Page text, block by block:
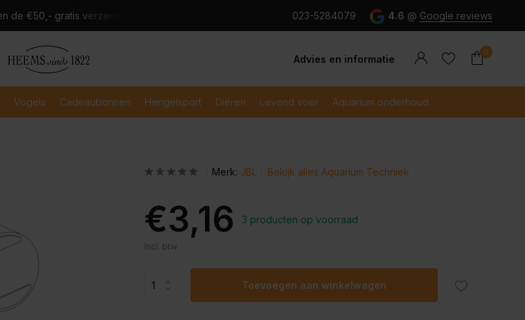
Verzending binnen 2-3 werkdagen Veilig en snel betaald met iDeal
023-5284079 4.6 @ Google reviews
Advies en informatie
Account
0
Vogels Cadeaubonnen Hengelsport Dieren Levend voer Aquarium onderhoud
Merk: JBL Bekijk alles Aquarium Techniek
€3,16 3 producten op voorraad
Incl. btw
Toevoegen aan winkelwagen